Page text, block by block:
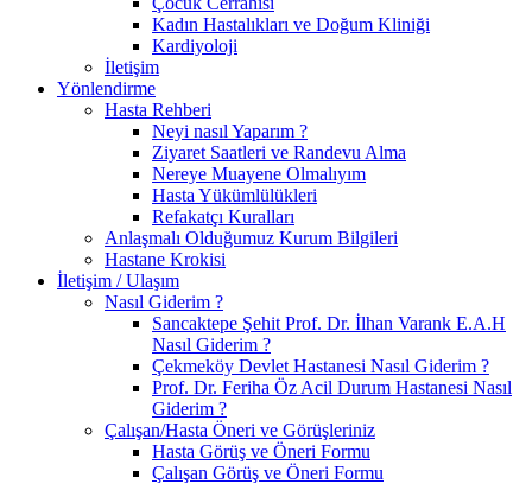
Kadın Hastalıkları ve Doğum Kliniği
Kardiyoloji
İletişim
Yönlendirme
Hasta Rehberi
Neyi nasıl Yaparım ?
Ziyaret Saatleri ve Randevu Alma
Nereye Muayene Olmalıyım
Hasta Yükümlülükleri
Refakatçı Kuralları
Anlaşmalı Olduğumuz Kurum Bilgileri
Hastane Krokisi
İletişim / Ulaşım
Nasıl Giderim ?
Sancaktepe Şehit Prof. Dr. İlhan Varank E.A.H
Nasıl Giderim ?
Çekmeköy Devlet Hastanesi Nasıl Giderim ?
Prof. Dr. Feriha Öz Acil Durum Hastanesi Nasıl
Giderim ?
Çalışan/Hasta Öneri ve Görüşleriniz
Hasta Görüş ve Öneri Formu
Çalışan Görüş ve Öneri Formu